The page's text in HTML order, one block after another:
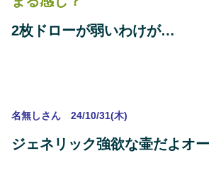
2枚ドローが弱いわけが…
名無しさん 24/10/31(木)
ジェネリック強欲な壷だよオ